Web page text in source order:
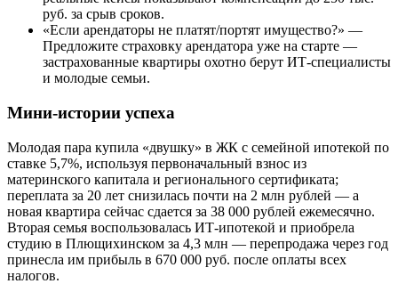
руб. за срыв сроков.
«Если арендаторы не платят/портят имущество?» —
Предложите страховку арендатора уже на старте —
застрахованные квартиры охотно берут ИТ-специалисты
и молодые семьи.
Мини-истории успеха
Молодая пара купила «двушку» в ЖК с семейной ипотекой по
ставке 5,7%, используя первоначальный взнос из
материнского капитала и регионального сертификата;
переплата за 20 лет снизилась почти на 2 млн рублей — а
новая квартира сейчас сдается за 38 000 рублей ежемесячно.
Вторая семья воспользовалась ИТ-ипотекой и приобрела
студию в Плющихинском за 4,3 млн — перепродажа через год
принесла им прибыль в 670 000 руб. после оплаты всех
налогов.